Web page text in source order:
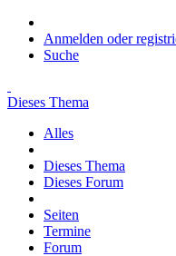
Anmelden oder
Suche
Dieses Thema
Alles
Dieses Thema
Dieses Forum
Seiten
Termine
Forum